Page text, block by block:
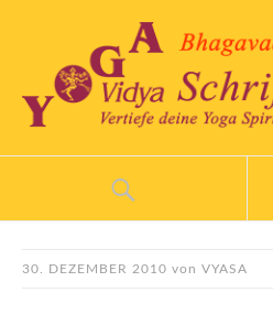
30. DEZEMBER 2010 von VYASA